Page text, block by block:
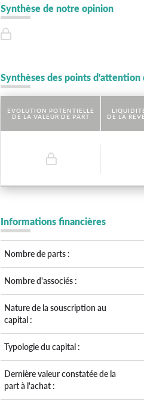
Synthèse de notre opinion
Synthèses des points d'attention
EVOLUTION POTENTIELLE
DE LA VALEUR DE PART
DE LA
Informations financières
Nombre de parts :
Nombre d'associés :
Nature de la souscription au
capital :
Typologie du capital :
Dernière valeur constatée de la
part à l'achat :